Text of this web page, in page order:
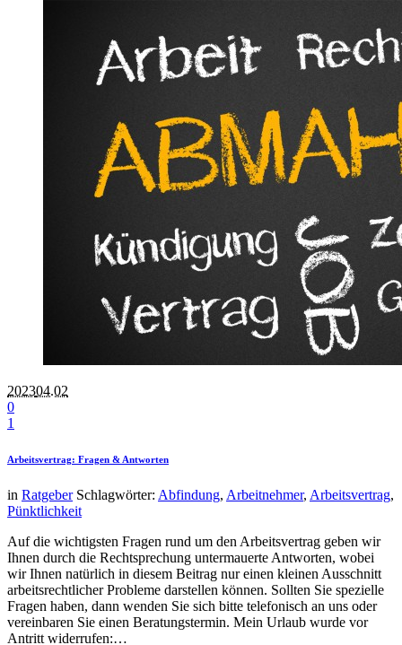
202304.02
0
1
Arbeitsvertrag: Fragen & Antworten
in Ratgeber Schlagwörter: Abfindung, Arbeitnehmer, Arbeitsvertrag,
Pünktlichkeit
Auf die wichtigsten Fragen rund um den Arbeitsvertrag geben wir
Ihnen durch die Rechtsprechung untermauerte Antworten, wobei
wir Ihnen natürlich in diesem Beitrag nur einen kleinen Ausschnitt
arbeitsrechtlicher Probleme darstellen können. Sollten Sie spezielle
Fragen haben, dann wenden Sie sich bitte telefonisch an uns oder
vereinbaren Sie einen Beratungstermin. Mein Urlaub wurde vor
Antritt widerrufen:…